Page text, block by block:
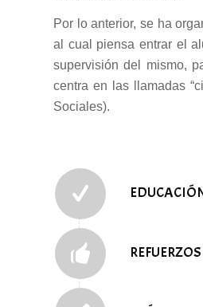
Por lo anterior, se ha
al cual piensa entrar el
supervisión del mismo,
centra en las llamadas
Sociales).